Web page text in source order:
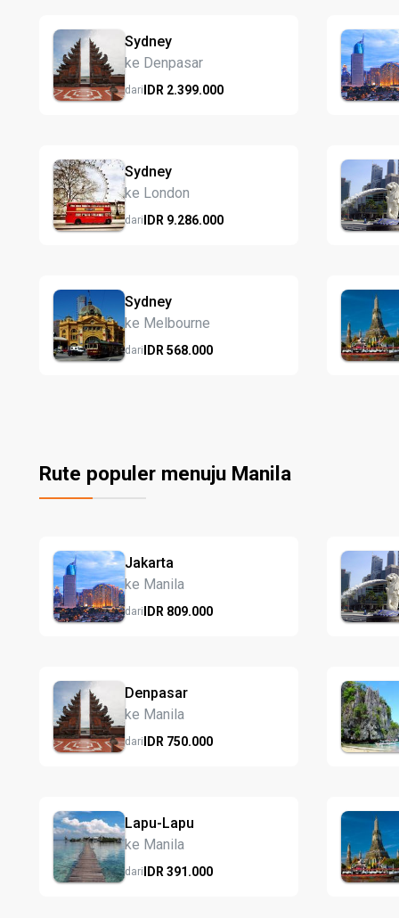
Sydney
ke Denpasar
dariIDR 2.399.000
Sydney
ke London
dariIDR 9.286.000
Sydney
ke Melbourne
dariIDR 568.000
Rute populer menuju Manila
Jakarta
ke Manila
dariIDR 809.000
Denpasar
ke Manila
dariIDR 750.000
Lapu-Lapu
ke Manila
dariIDR 391.000